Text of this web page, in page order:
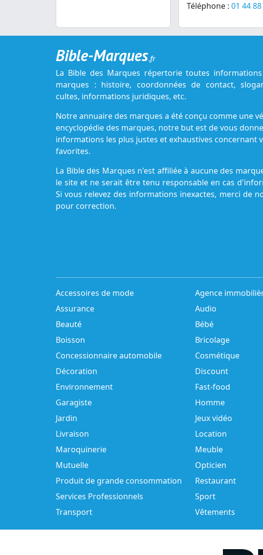
Téléphone : 01 44
Bible-Marques.fr
La Bible des Marques répertorie toutes
marques : histoire, coordonnées de contact,
cultes, informations juridiques, etc.
Notre annuaire des marques a été conçu comme une
encyclopédie des marques, notre but est de vous
informations les plus justes et exhaustives concernant
favorites.
La Bible des Marques n'est affiliée à aucune des
le site et ne serait être tenu responsable en cas
Si vous relevez des informations inexactes, merci de
pour correction.
Accessoires de mode Agence
Assurance
Audio
Beauté
Bébé
Boisson
Bricolage
Concessionnaire automobile
Cosmétique
Décoration
Discount
Environnement
Fast-food
Garagiste
Homme
Jardin
Jeux vidéo
Livraison
Location
Maroquinerie
Meuble
Mutuelle
Opticien
Produit de grande consommation
Restaurant
Services Professionnels
Sport
Transport
Vêtements